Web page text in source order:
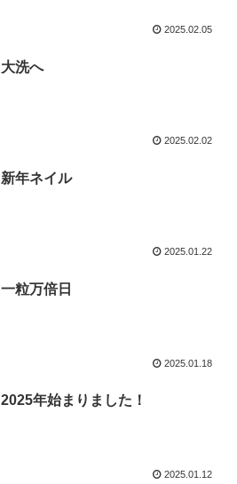
2025.02.05
大洗へ
2025.02.02
新年ネイル
2025.01.22
一粒万倍日
2025.01.18
2025年始まりました！
2025.01.12